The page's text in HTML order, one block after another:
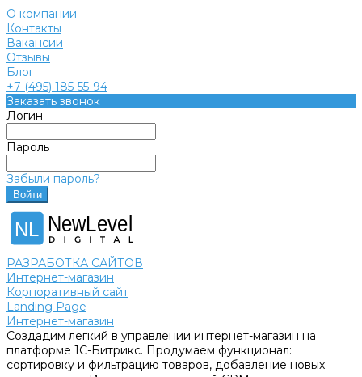
О компании
Контакты
Вакансии
Отзывы
Блог
+7 (495) 185-55-94
Заказать звонок
Логин
Пароль
Забыли пароль?
NewLevel
NL
РАЗРАБОТКА САЙТОВ
Интернет-магазин
Корпоративный сайт
Landing Page
Интернет-магазин
Создадим легкий в управлении интернет-магазин на
платформе 1С-Битрикс. Продумаем функционал:
сортировку и фильтрацию товаров, добавление новых